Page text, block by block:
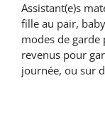
Assistant(e)s
fille au pair,
modes de
revenus pour
journée, ou sur